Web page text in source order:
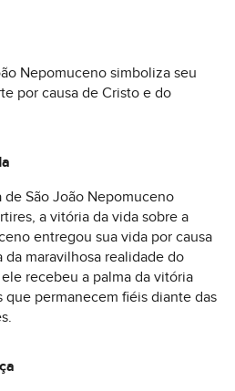
Nepomuceno simboliza seu
por causa de Cristo e do
São João Nepomuceno
a vitória da vida sobre a
entregou sua vida por causa
da maravilhosa realidade do
recebeu a palma da vitória
que permanecem fiéis diante das